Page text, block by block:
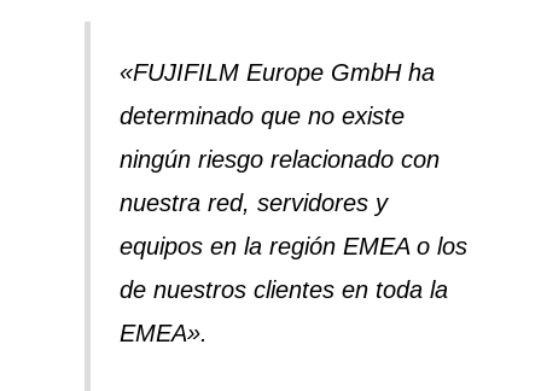
«FUJIFILM Europe GmbH ha
determinado que no existe
ningún riesgo relacionado con
nuestra red, servidores y
equipos en la región EMEA o los
de nuestros clientes en toda la
EMEA».